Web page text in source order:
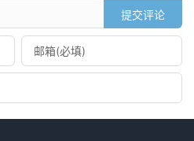
提交评论